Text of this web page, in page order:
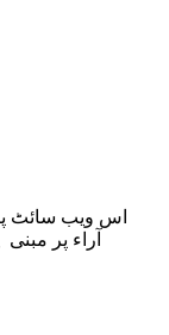
اس ویب سائٹ
آراء پر